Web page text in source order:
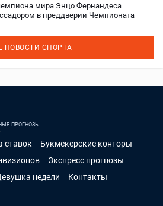
мира Энцо Фернандеса
в преддверии Чемпионата
НОВОСТИ СПОРТА
ПРОГНОЗЫ
ставок
Букмекерские конторы
Экспресс прогнозы
недели Контакты